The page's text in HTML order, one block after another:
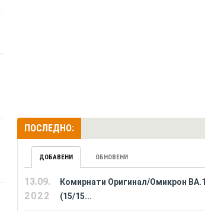
ПОСЛЕДНО:
ДОБАВЕНИ ОБНОВЕНИ
13.09.
2022
Комирнати Оригинал/Омикрон BA.1
(15/15...